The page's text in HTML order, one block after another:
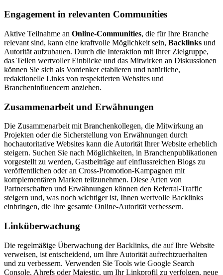
Engagement in relevanten Communities
Aktive Teilnahme an Online-Communities, die für Ihre Branche
relevant sind, kann eine kraftvolle Möglichkeit sein, Backlinks und
Autorität aufzubauen. Durch die Interaktion mit Ihrer Zielgruppe,
das Teilen wertvoller Einblicke und das Mitwirken an Diskussionen
können Sie sich als Vordenker etablieren und natürliche,
redaktionelle Links von respektierten Websites und
Brancheninfluencern anziehen.
Zusammenarbeit und Erwähnungen
Die Zusammenarbeit mit Branchenkollegen, die Mitwirkung an
Projekten oder die Sicherstellung von Erwähnungen durch
hochautoritative Websites kann die Autorität Ihrer Website erheblich
steigern. Suchen Sie nach Möglichkeiten, in Branchenpublikationen
vorgestellt zu werden, Gastbeiträge auf einflussreichen Blogs zu
veröffentlichen oder an Cross-Promotion-Kampagnen mit
komplementären Marken teilzunehmen. Diese Arten von
Partnerschaften und Erwähnungen können den Referral-Traffic
steigern und, was noch wichtiger ist, Ihnen wertvolle Backlinks
einbringen, die Ihre gesamte Online-Autorität verbessern.
Linküberwachung
Die regelmäßige Überwachung der Backlinks, die auf Ihre Website
verweisen, ist entscheidend, um Ihre Autorität aufrechtzuerhalten
und zu verbessern. Verwenden Sie Tools wie Google Search
Console, Ahrefs oder Majestic, um Ihr Linkprofil zu verfolgen, neue